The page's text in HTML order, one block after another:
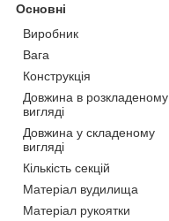
Основні
Виробник
Вага
Конструкція
Довжина в розкладеному
вигляді
Довжина у складеному
вигляді
Кількість секцій
Матеріал вудилища
Матеріал рукоятки